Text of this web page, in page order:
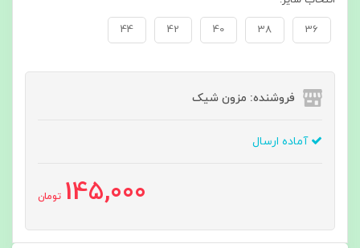
36
38
40
42
44
فروشنده: مزون شیک
آماده ارسال
145,000 تومان